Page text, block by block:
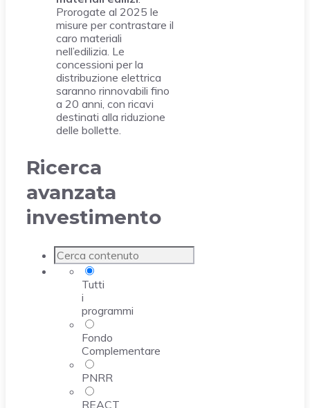
Prorogate al 2025 le
misure per contrastare il
caro materiali
nell’edilizia. Le
concessioni per la
distribuzione elettrica
saranno rinnovabili fino
a 20 anni, con ricavi
destinati alla riduzione
delle bollette.
Ricerca
avanzata
investimento
Tutti
i
programmi
Fondo
Complementare
PNRR
REACT